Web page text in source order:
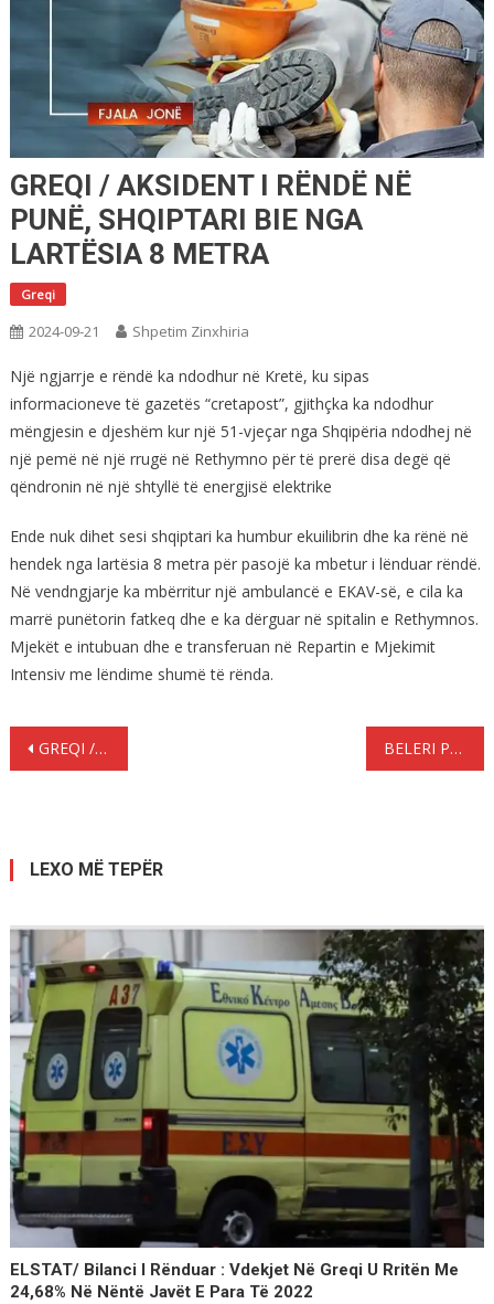
GREQI / AKSIDENT I RËNDË NË
PUNË, SHQIPTARI BIE NGA
LARTËSIA 8 METRA
Greqi
2024-09-21 Shpetim Zinxhiria
Një ngjarrje e rëndë ka ndodhur në Kretë, ku sipas
informacioneve të gazetës “cretapost”, gjithçka ka ndodhur
mëngjesin e djeshëm kur një 51-vjeçar nga Shqipëria ndodhej në
një pemë në një rrugë në Rethymno për të prerë disa degë që
qëndronin në një shtyllë të energjisë elektrike
Ende nuk dihet sesi shqiptari ka humbur ekuilibrin dhe ka rënë në
hendek nga lartësia 8 metra për pasojë ka mbetur i lënduar rëndë.
Në vendngjarje ka mbërritur një ambulancë e EKAV-së, e cila ka
marrë punëtorin fatkeq dhe e ka dërguar në spitalin e Rethymnos.
Mjekët e intubuan dhe e transferuan në Repartin e Mjekimit
Intensiv me lëndime shumë të rënda.
Lëvizje
GREQI / DËBOJNË NGA SHKOLLA FILLORE 10-VJEÇAREN SHQIPTARE, DREJTORESHA THËRRET POLICINË BELERI PËR KRIMIN: “DUHEN ZGJIDHJE QË FORCOJNË SOLIDARITETIN NË FAMILJEN EUROPIANE”
LEXO MË TEPËR
ELSTAT/ Bilanci I Rënduar : Vdekjet Në Greqi U Rritën Me
24,68% Në Nëntë Javët E Para Të 2022